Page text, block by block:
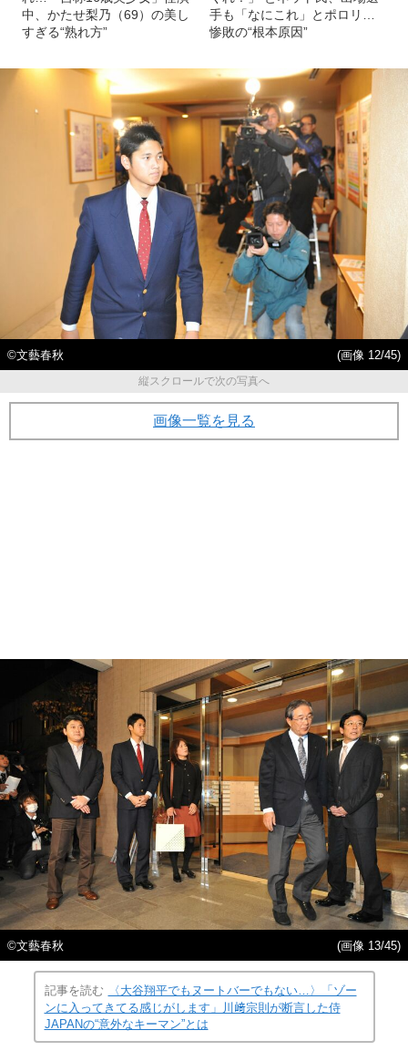
中、かたせ梨乃（69）の美し
すぎる“熟れ方”
手も「なにこれ」とポロリ…
惨敗の“根本原因”
©文藝春秋
(画像 12/45)
縦スクロールで次の写真へ
画像一覧を見る
©文藝春秋 (画像 13/45)
記事を読む
〈大谷翔平でもヌートバーでもない…〉「ゾー
ンに入ってきてる感じがします」川﨑宗則が断言した侍
JAPANの“意外なキーマン”とは